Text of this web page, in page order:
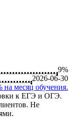
9%
2026-06-30
на месяц обучения.
к ЕГЭ и ОГЭ.
Не